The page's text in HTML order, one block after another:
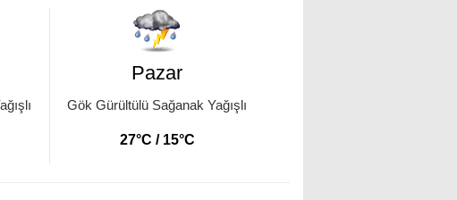
Pazar
Gök Gürültülü Sağanak Yağışlı
27°C / 15°C